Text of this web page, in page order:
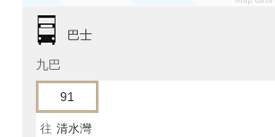
巴士
九巴
91
往 清水灣